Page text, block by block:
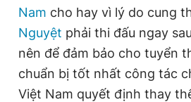
Thông tin tòa soạn Liên
Nam cho hay vì lý do cung
Nguyệt phải thi đấu ngay
nên để đảm bảo cho tuyển
chuẩn bị tốt nhất công tác
Việt Nam quyết định thay